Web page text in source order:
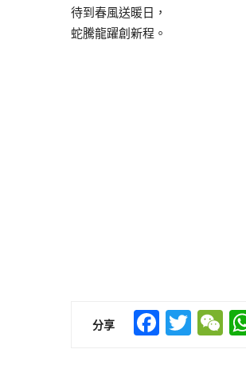
待到春風送暖日，
蛇騰龍躍創新程。
分享